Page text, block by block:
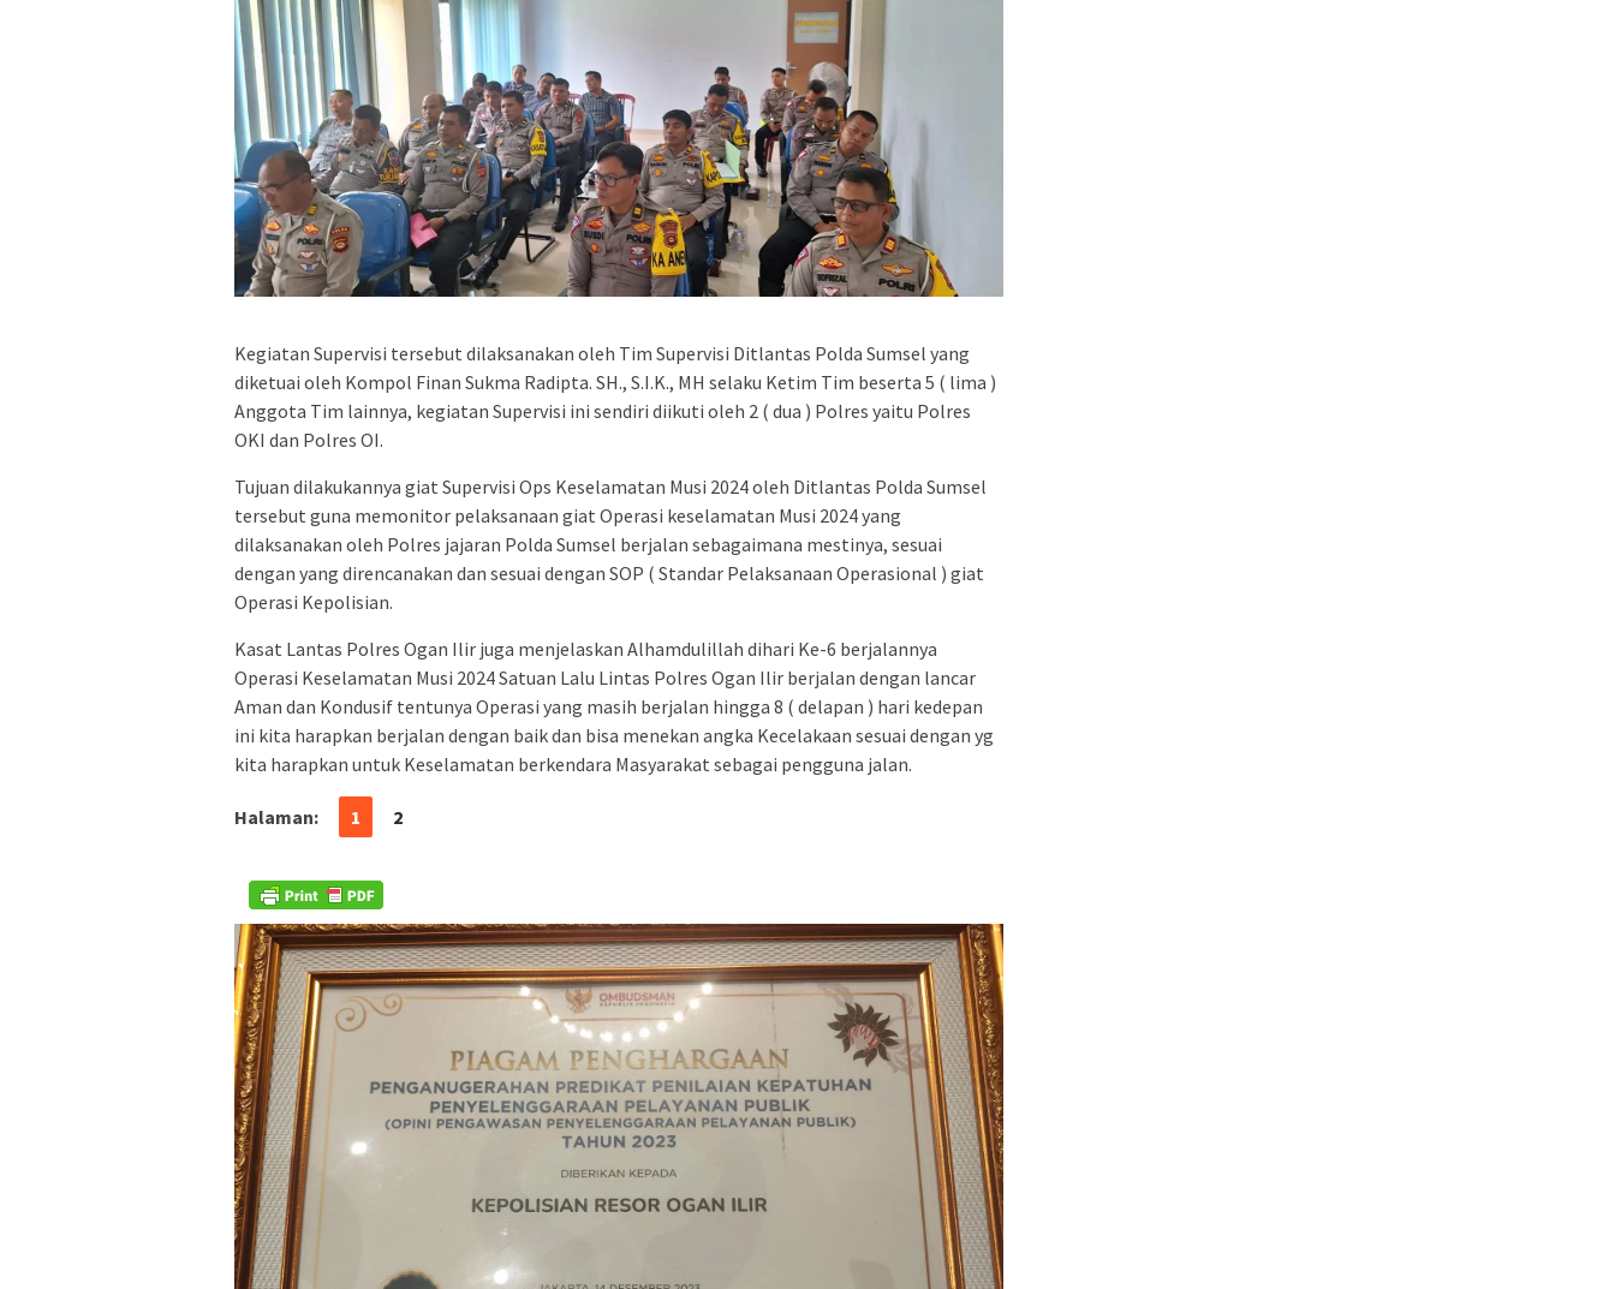
Kegiatan Supervisi tersebut dilaksanakan oleh Tim Supervisi Ditlantas Polda Sumsel yang
diketuai oleh Kompol Finan Sukma Radipta. SH., S.I.K., MH selaku Ketim Tim beserta 5 ( lima )
Anggota Tim lainnya, kegiatan Supervisi ini sendiri diikuti oleh 2 ( dua ) Polres yaitu Polres
OKI dan Polres OI.
Tujuan dilakukannya giat Supervisi Ops Keselamatan Musi 2024 oleh Ditlantas Polda Sumsel
tersebut guna memonitor pelaksanaan giat Operasi keselamatan Musi 2024 yang
dilaksanakan oleh Polres jajaran Polda Sumsel berjalan sebagaimana mestinya, sesuai
dengan yang direncanakan dan sesuai dengan SOP ( Standar Pelaksanaan Operasional ) giat
Operasi Kepolisian.
Kasat Lantas Polres Ogan Ilir juga menjelaskan Alhamdulillah dihari Ke-6 berjalannya
Operasi Keselamatan Musi 2024 Satuan Lalu Lintas Polres Ogan Ilir berjalan dengan lancar
Aman dan Kondusif tentunya Operasi yang masih berjalan hingga 8 ( delapan ) hari kedepan
ini kita harapkan berjalan dengan baik dan bisa menekan angka Kecelakaan sesuai dengan yg
kita harapkan untuk Keselamatan berkendara Masyarakat sebagai pengguna jalan.
Halaman: 1 2